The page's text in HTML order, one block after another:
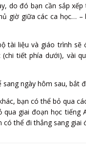
do đó bạn cần sắp
giờ giữa các ca học…
tài liệu và giáo trình sẽ
tiết phía dưới), vài
ngày hôm sau, bắt
bạn có thể bỏ qua
qua giai đoạn học tiếng
có thể đi thẳng sang giai